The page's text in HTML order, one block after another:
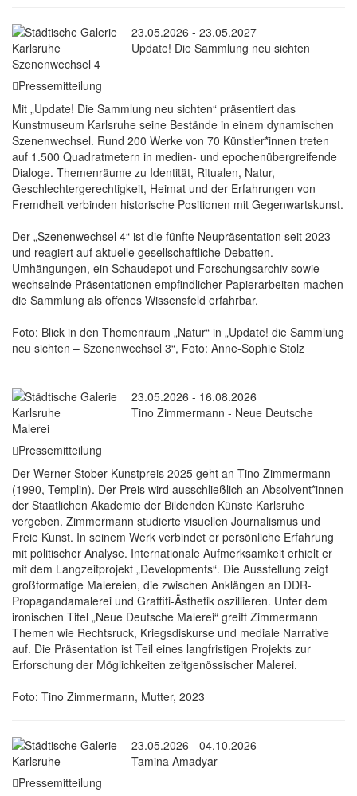
23.05.2026 - 23.05.2027
Update! Die Sammlung neu sichten
Szenenwechsel 4
Pressemitteilung
Mit „Update! Die Sammlung neu sichten“ präsentiert das
Kunstmuseum Karlsruhe seine Bestände in einem dynamischen
Szenenwechsel. Rund 200 Werke von 70 Künstler*innen treten
auf 1.500 Quadratmetern in medien- und epochenübergreifende
Dialoge. Themenräume zu Identität, Ritualen, Natur,
Geschlechtergerechtigkeit, Heimat und der Erfahrungen von
Fremdheit verbinden historische Positionen mit Gegenwartskunst.
Der „Szenenwechsel 4“ ist die fünfte Neupräsentation seit 2023
und reagiert auf aktuelle gesellschaftliche Debatten.
Umhängungen, ein Schaudepot und Forschungsarchiv sowie
wechselnde Präsentationen empfindlicher Papierarbeiten machen
die Sammlung als offenes Wissensfeld erfahrbar.
Foto: Blick in den Themenraum „Natur“ in „Update! die Sammlung
neu sichten – Szenenwechsel 3“, Foto: Anne-Sophie Stolz
23.05.2026 - 16.08.2026
Tino Zimmermann - Neue Deutsche
Malerei
Pressemitteilung
Der Werner-Stober-Kunstpreis 2025 geht an Tino Zimmermann
(1990, Templin). Der Preis wird ausschließlich an Absolvent*innen
der Staatlichen Akademie der Bildenden Künste Karlsruhe
vergeben. Zimmermann studierte visuellen Journalismus und
Freie Kunst. In seinem Werk verbindet er persönliche Erfahrung
mit politischer Analyse. Internationale Aufmerksamkeit erhielt er
mit dem Langzeitprojekt „Developments“. Die Ausstellung zeigt
großformatige Malereien, die zwischen Anklängen an DDR-
Propagandamalerei und Graffiti-Ästhetik oszillieren. Unter dem
ironischen Titel „Neue Deutsche Malerei“ greift Zimmermann
Themen wie Rechtsruck, Kriegsdiskurse und mediale Narrative
auf. Die Präsentation ist Teil eines langfristigen Projekts zur
Erforschung der Möglichkeiten zeitgenössischer Malerei.
Foto: Tino Zimmermann, Mutter, 2023
23.05.2026 - 04.10.2026
Tamina Amadyar
Pressemitteilung